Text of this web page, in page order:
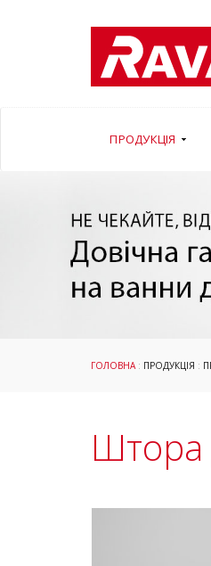
ПРОДУКЦІЯ
ГОЛОВНА: ПРОДУКЦІЯ :
Штора